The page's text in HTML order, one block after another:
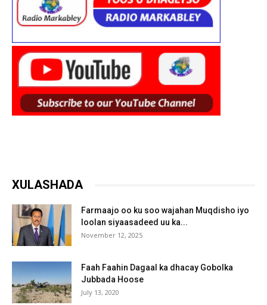
XULASHADA
Farmaajo oo ku soo wajahan Muqdisho iyo
loolan siyaasadeed uu ka...
November 12, 2025
Faah Faahin Dagaal ka dhacay Gobolka
Jubbada Hoose
July 13, 2020